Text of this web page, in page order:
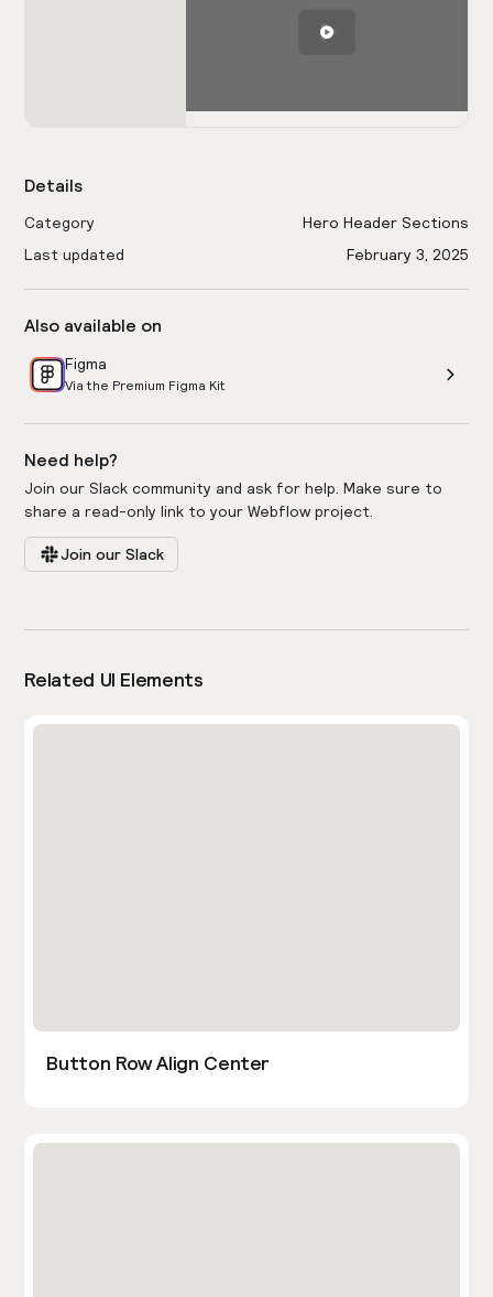
Details
Category
Hero Header Sections
Last updated
February 3, 2025
Also available on
Figma
Via the Premium Figma Kit
Need help?
Join our Slack community and ask for help. Make sure to
share a read-only link to your Webflow project.
Join our Slack
Related UI Elements
Button Row Align Center